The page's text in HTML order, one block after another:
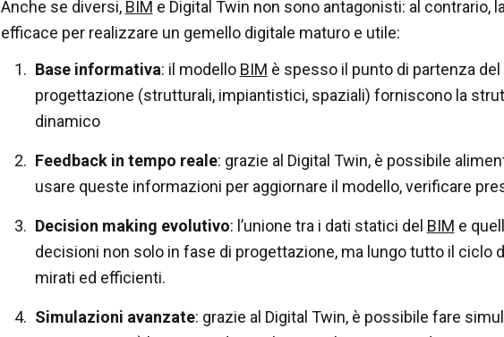
Anche se diversi, BIM e Digital Twin non sono antagonisti: al contrario,
efficace per realizzare un gemello digitale maturo e utile:
Base informativa: il modello BIM è spesso il punto di partenza
progettazione (strutturali, impiantistici, spaziali) forniscono la
dinamico
Feedback in tempo reale: grazie al Digital Twin, è possibile
usare queste informazioni per aggiornare il modello, verificare
Decision making evolutivo: l’unione tra i dati statici del BIM e
decisioni non solo in fase di progettazione, ma lungo tutto il ciclo
mirati ed efficienti.
Simulazioni avanzate: grazie al Digital Twin, è possibile fare